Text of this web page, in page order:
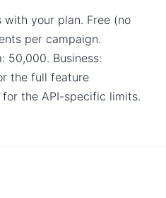
with your plan. Free (no
per campaign.
50,000. Business:
the full feature
for the API-specific limits.